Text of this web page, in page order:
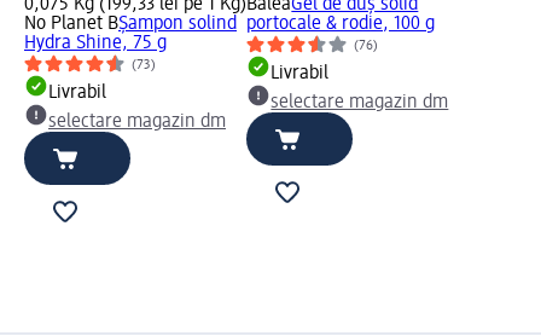
0,075 Kg (199,33 lei pe 1 Kg)
No Planet BȘampon solind
Hydra Shine, 75 g
(73)
Livrabil
selectare magazin dm
BaleaGel de duș solid
portocale & rodie, 100 g
(76)
Livrabil
selectare magazin dm